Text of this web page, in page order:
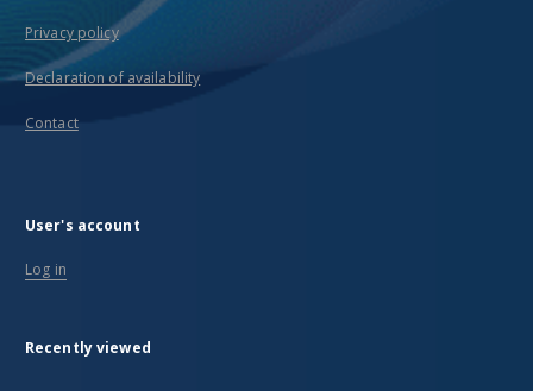
Privacy policy
Declaration of availability
Contact
User's account
Log in
Recently viewed